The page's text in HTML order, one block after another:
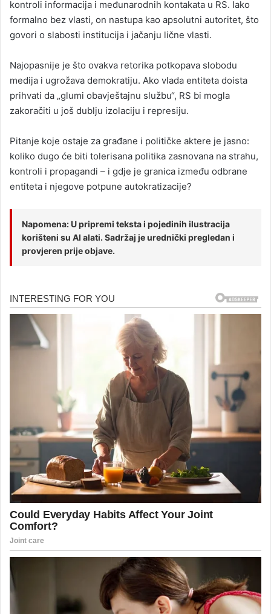
kontroli informacija i međunarodnih kontakata u RS. Iako
formalno bez vlasti, on nastupa kao apsolutni autoritet, što
govori o slabosti institucija i jačanju lične vlasti.
Najopasnije je što ovakva retorika potkopava slobodu
medija i ugrožava demokratiju. Ako vlada entiteta doista
prihvati da „glumi obavještajnu službu“, RS bi mogla
zakoračiti u još dublju izolaciju i represiju.
Pitanje koje ostaje za građane i političke aktere je jasno:
koliko dugo će biti tolerisana politika zasnovana na strahu,
kontroli i propagandi – i gdje je granica između odbrane
entiteta i njegove potpune autokratizacije?
Napomena: U pripremi teksta i pojedinih ilustracija
korišteni su AI alati. Sadržaj je urednički pregledan i
provjeren prije objave.